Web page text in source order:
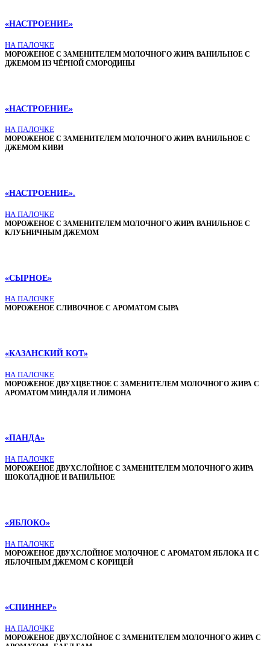
«НАСТРОЕНИЕ»
НА ПАЛОЧКЕ
МОРОЖЕНОЕ С ЗАМЕНИТЕЛЕМ МОЛОЧНОГО ЖИРА ВАНИЛЬНОЕ С
ДЖЕМОМ ИЗ ЧЁРНОЙ СМОРОДИНЫ
«НАСТРОЕНИЕ»
НА ПАЛОЧКЕ
МОРОЖЕНОЕ С ЗАМЕНИТЕЛЕМ МОЛОЧНОГО ЖИРА ВАНИЛЬНОЕ С
ДЖЕМОМ КИВИ
«НАСТРОЕНИЕ».
НА ПАЛОЧКЕ
МОРОЖЕНОЕ С ЗАМЕНИТЕЛЕМ МОЛОЧНОГО ЖИРА ВАНИЛЬНОЕ С
КЛУБНИЧНЫМ ДЖЕМОМ
«СЫРНОЕ»
НА ПАЛОЧКЕ
МОРОЖЕНОЕ СЛИВОЧНОЕ С АРОМАТОМ СЫРА
«КАЗАНСКИЙ КОТ»
НА ПАЛОЧКЕ
МОРОЖЕНОЕ ДВУХЦВЕТНОЕ С ЗАМЕНИТЕЛЕМ МОЛОЧНОГО ЖИРА С
АРОМАТОМ МИНДАЛЯ И ЛИМОНА
«ПАНДА»
НА ПАЛОЧКЕ
МОРОЖЕНОЕ ДВУХСЛОЙНОЕ С ЗАМЕНИТЕЛЕМ МОЛОЧНОГО ЖИРА
ШОКОЛАДНОЕ И ВАНИЛЬНОЕ
«ЯБЛОКО»
НА ПАЛОЧКЕ
МОРОЖЕНОЕ ДВУХСЛОЙНОЕ МОЛОЧНОЕ С АРОМАТОМ ЯБЛОКА И С
ЯБЛОЧНЫМ ДЖЕМОМ С КОРИЦЕЙ
«СПИННЕР»
НА ПАЛОЧКЕ
МОРОЖЕНОЕ ДВУХСЛОЙНОЕ С ЗАМЕНИТЕЛЕМ МОЛОЧНОГО ЖИРА С